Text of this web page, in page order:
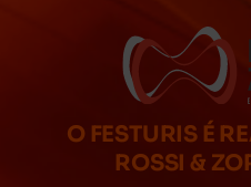
O FESTURIS É
ROSSI &